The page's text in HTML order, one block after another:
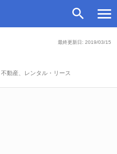
最終更新日: 2019/03/15
不動産、レンタル・リース